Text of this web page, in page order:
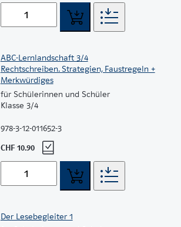
ABC-Lernlandschaft 3/4
Rechtschreiben. Strategien, Faustregeln +
Merkwürdiges
für Schülerinnen und Schüler
Klasse 3/4
978-3-12-011652-3
CHF 10.90
Der Lesebegleiter 1